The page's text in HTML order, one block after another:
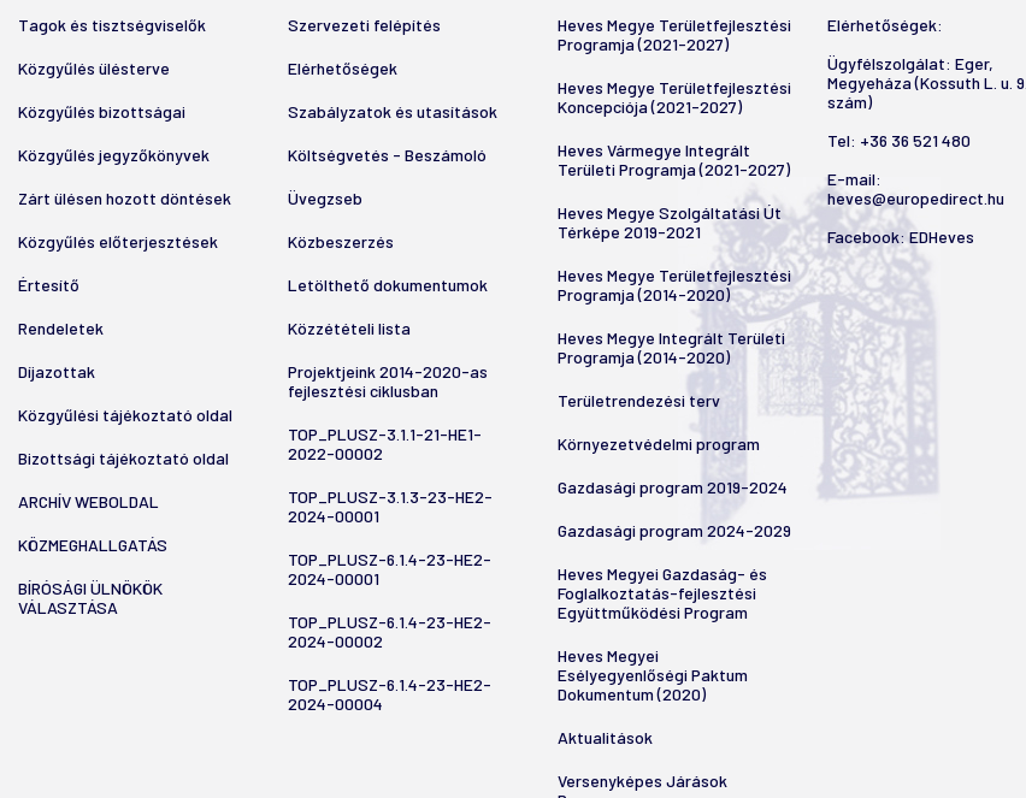
Tagok és tisztségviselők
Közgyűlés ülésterve
Közgyűlés bizottságai
Közgyűlés jegyzőkönyvek
Zárt ülésen hozott döntések
Közgyűlés előterjesztések
Értesítő
Rendeletek
Díjazottak
Közgyűlési tájékoztató oldal
Bizottsági tájékoztató oldal
ARCHÍV WEBOLDAL
KÖZMEGHALLGATÁS
BÍRÓSÁGI ÜLNÖKÖK
VÁLASZTÁSA
Szervezeti felépítés
Elérhetőségek
Szabályzatok és utasítások
Költségvetés - Beszámoló
Üvegzseb
Közbeszerzés
Letölthető dokumentumok
Közzétételi lista
Projektjeink 2014-2020-as
fejlesztési ciklusban
TOP_PLUSZ-3.1.1-21-HE1-
2022-00002
TOP_PLUSZ-3.1.3-23-HE2-
2024-00001
TOP_PLUSZ-6.1.4-23-HE2-
2024-00001
TOP_PLUSZ-6.1.4-23-HE2-
2024-00002
TOP_PLUSZ-6.1.4-23-HE2-
2024-00004
Heves Megye Területfejlesztési
Programja (2021-2027)
Heves Megye Területfejlesztési
Koncepciója (2021-2027)
Heves Vármegye Integrált
Területi Programja (2021-2027)
Heves Megye Szolgáltatási Út
Térképe 2019-2021
Heves Megye Területfejlesztési
Programja (2014-2020)
Heves Megye Integrált Területi
Programja (2014-2020)
Területrendezési terv
Környezetvédelmi program
Gazdasági program 2019-2024
Gazdasági program 2024-2029
Heves Megyei Gazdaság- és
Foglalkoztatás-fejlesztési
Együttműködési Program
Heves Megyei
Esélyegyenlőségi Paktum
Dokumentum (2020)
Aktualitások
Versenyképes Járások
Elérhetőségek:
Ügyfélszolgálat: Eger,
Megyeháza (Kossuth L. u. 9.
szám)
Tel: +36 36 521 480
E-mail:
heves@europedirect.hu
Facebook: EDHeves